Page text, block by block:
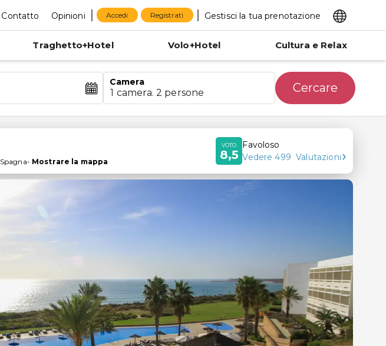
Contatto Opinioni Accedi Registrati Gestisci la tua prenotazione
Traghetto+Hotel Volo+Hotel Cultura e Relax
Camera
1 camera. 2 persone Cercare
Spagna- Mostrare la mappa
VOTO
8,5
Favoloso
Vedere 499 Valutazioni